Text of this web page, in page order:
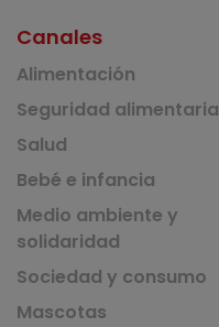
Canales
Alimentación
Seguridad alimentaria
Salud
Bebé e infancia
Medio ambiente y
solidaridad
Sociedad y consumo
Mascotas